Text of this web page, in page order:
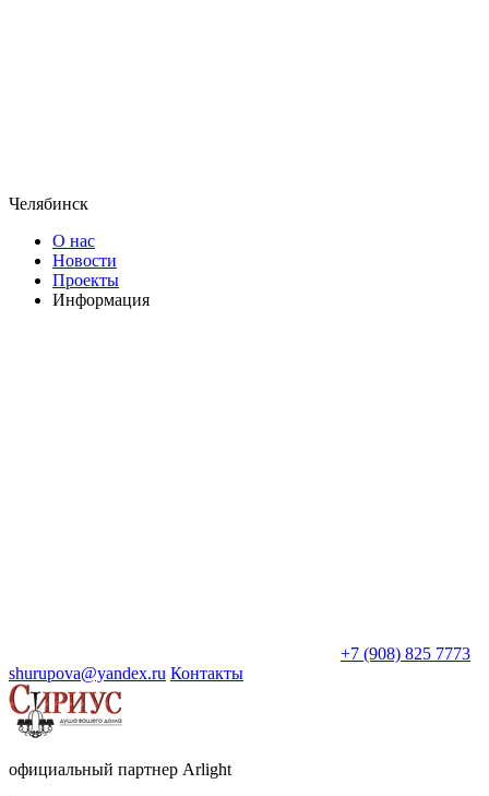
Челябинск
О нас
Новости
Проекты
Информация
+7 (908) 825 7773
shurupova@yandex.ru Контакты
официальный партнер Arlight